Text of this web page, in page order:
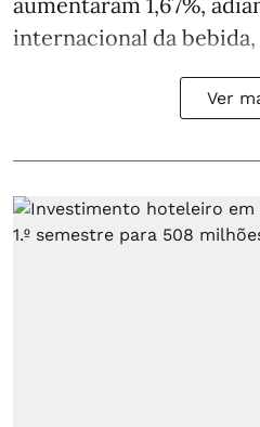
internacional da bebida,
Ver